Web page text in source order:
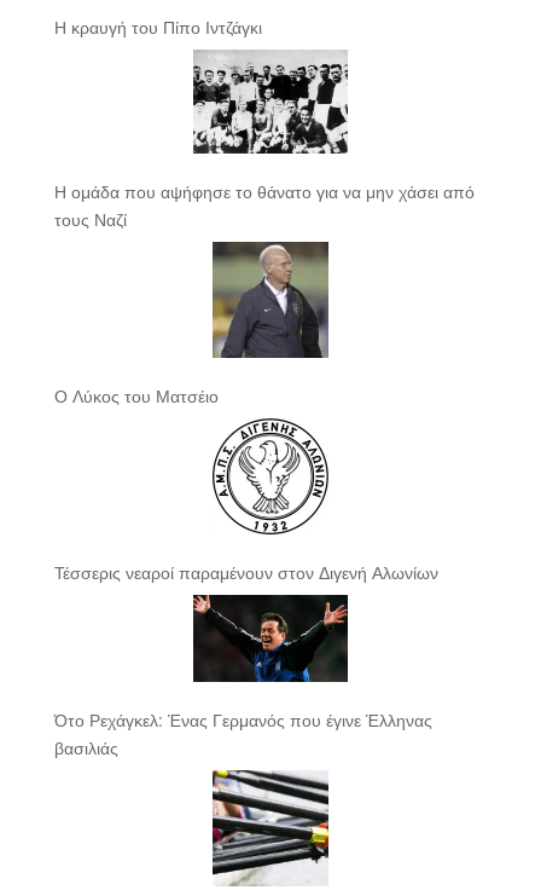
Η κραυγή του Πίπο Ιντζάγκι
Η ομάδα που αψήφησε το θάνατο για να μην χάσει από
τους Ναζί
Ο Λύκος του Ματσέιο
Τέσσερις νεαροί παραμένουν στον Διγενή Αλωνίων
Ότο Ρεχάγκελ: Ένας Γερμανός που έγινε Έλληνας
βασιλιάς